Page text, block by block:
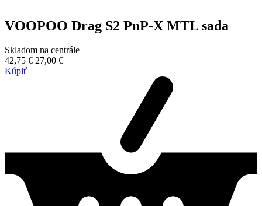
VOOPOO Drag S2 PnP-X MTL sada
Skladom na centrále
42,75 € 27,00 €
Kúpiť